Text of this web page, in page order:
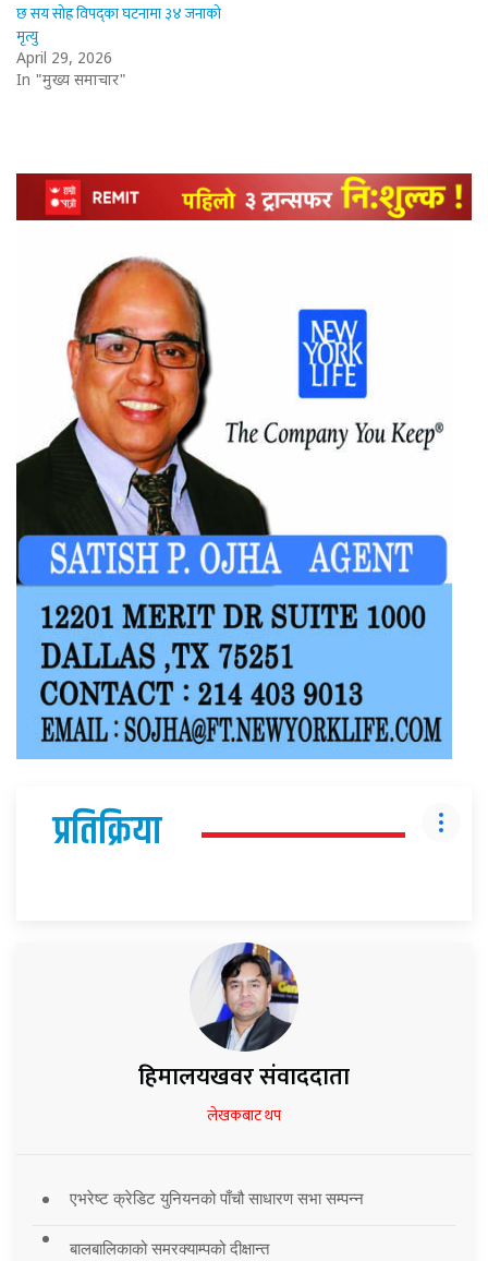
छ सय सोह्र विपद्का घटनामा ३४ जनाको
मृत्यु
April 29, 2026
In "मुख्य समाचार"
प्रतिक्रिया
हिमालयखवर संवाददाता
लेखकबाट थप
एभरेष्ट क्रेडिट युनियनको पाँचौ साधारण सभा सम्पन्न
बालबालिकाको समरक्याम्पको दीक्षान्त